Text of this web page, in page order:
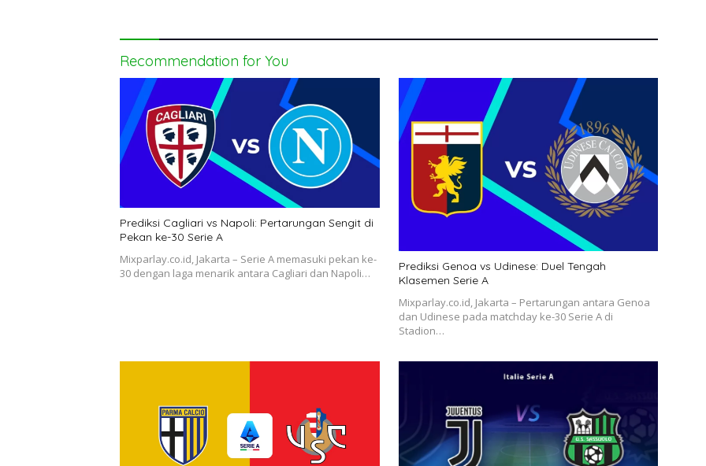
Recommendation for You
Prediksi Cagliari vs Napoli: Pertarungan Sengit di
Pekan ke-30 Serie A
Mixparlay.co.id, Jakarta – Serie A memasuki pekan ke-
30 dengan laga menarik antara Cagliari dan Napoli…
Prediksi Genoa vs Udinese: Duel Tengah
Klasemen Serie A
Mixparlay.co.id, Jakarta – Pertarungan antara Genoa
dan Udinese pada matchday ke-30 Serie A di
Stadion…